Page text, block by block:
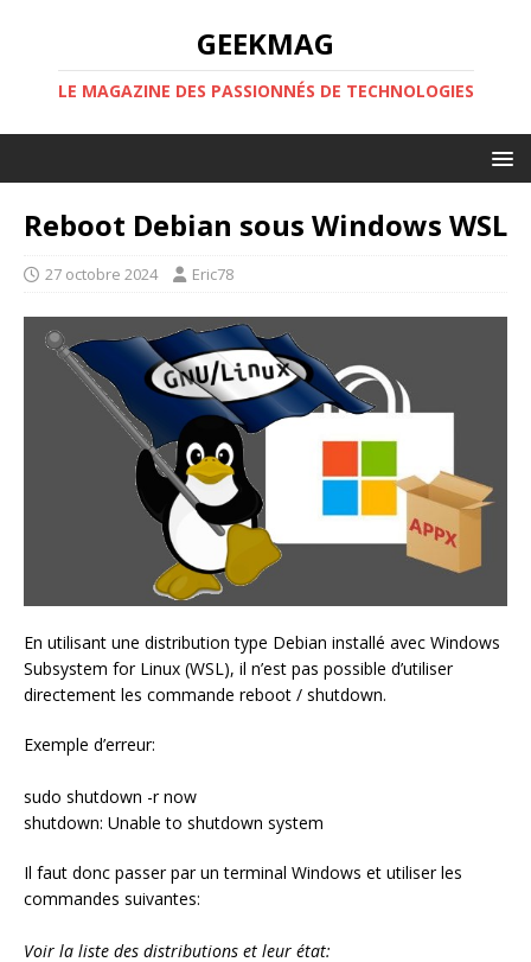
GEEKMAG
LE MAGAZINE DES PASSIONNÉS DE TECHNOLOGIES
Reboot Debian sous Windows WSL
27 octobre 2024 Eric78
En utilisant une distribution type Debian installé avec Windows
Subsystem for Linux (WSL), il n’est pas possible d’utiliser
directement les commande reboot / shutdown.
Exemple d’erreur:
sudo shutdown -r now
shutdown: Unable to shutdown system
Il faut donc passer par un terminal Windows et utiliser les
commandes suivantes:
Voir la liste des distributions et leur état: